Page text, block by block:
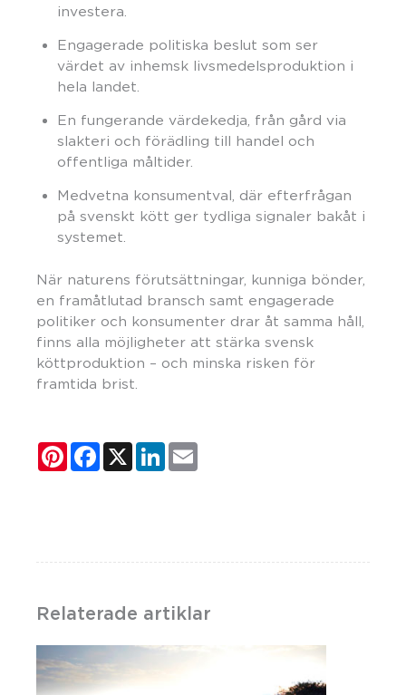
investera.
Engagerade politiska beslut som ser
värdet av inhemsk livsmedelsproduktion i
hela landet.
En fungerande värdekedja, från gård via
slakteri och förädling till handel och
offentliga måltider.
Medvetna konsumentval, där efterfrågan
på svenskt kött ger tydliga signaler bakåt i
systemet.
När naturens förutsättningar, kunniga bönder,
en framåtlutad bransch samt engagerade
politiker och konsumenter drar åt samma håll,
finns alla möjligheter att stärka svensk
köttproduktion – och minska risken för
framtida brist.
PinterestFacebook
X LinkedIn
Relaterade artiklar